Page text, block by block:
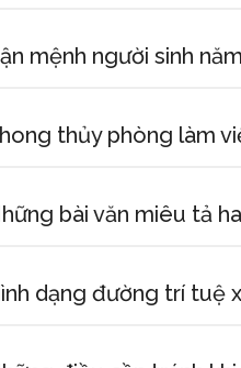
mệnh người sinh
thủy phòng làm
bài văn miêu tả
dạng đường trí tuệ